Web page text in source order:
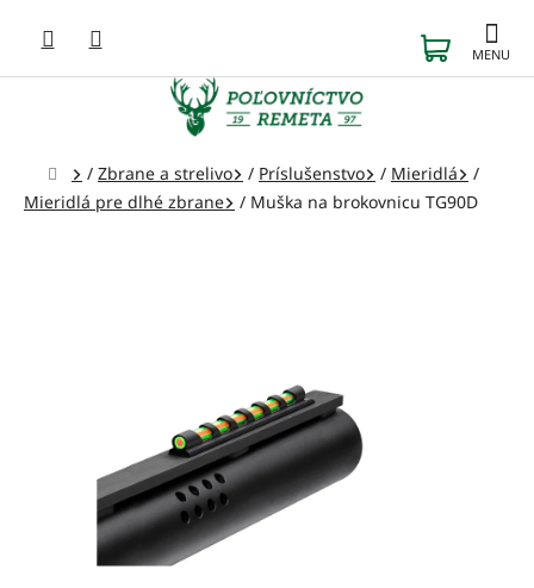
obsah
KOŠÍK
Domov
/ Zbrane a strelivo / Príslušenstvo / Mieridlá
/
Mieridlá pre dlhé zbrane
/ Muška na brokovnicu TG90D